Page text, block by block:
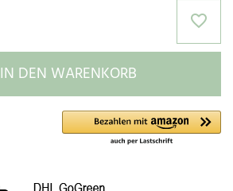
IN DEN WARENKORB